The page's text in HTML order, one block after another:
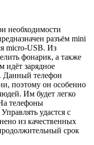
необходимости
разъём mini
micro-USB. Из
фонарик, а также
идёт зарядное
Данный телефон
поэтому он особенно
Им будет легко
телефоны
удастся с
из качественных
срок